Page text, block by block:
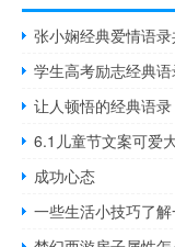
张小娴经典爱情语
学生高考励志经典
让人顿悟的经典语录
6.1儿童节文案可爱
成功心态
一些生活小技巧了